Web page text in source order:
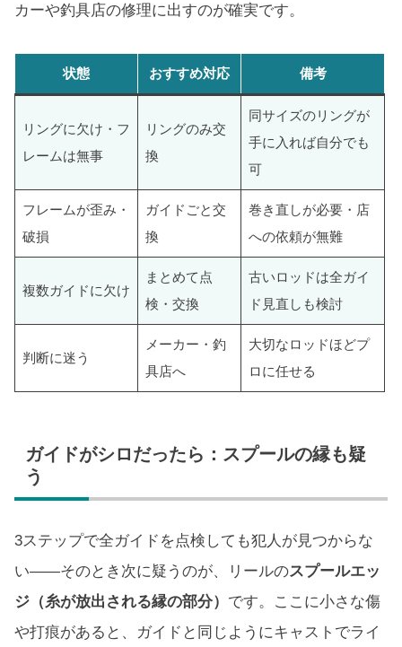
カーや釣具店の修理に出すのが確実です。
状態 おすすめ対応 備考
リングに欠け・フ
レームは無事
リングのみ交
換
同サイズのリングが
手に入れば自分でも
可
フレームが歪み・
破損
ガイドごと交
換
巻き直しが必要・店
への依頼が無難
複数ガイドに欠け
まとめて点
検・交換
古いロッドは全ガイ
ド見直しも検討
判断に迷う
メーカー・釣
具店へ
大切なロッドほどプ
ロに任せる
ガイドがシロだったら：スプールの縁も疑
う
3ステップで全ガイドを点検しても犯人が見つからな
い――そのとき次に疑うのが、リールのスプールエッ
ジ（糸が放出される縁の部分） です。ここに小さな傷
や打痕があると、ガイドと同じようにキャストでライ